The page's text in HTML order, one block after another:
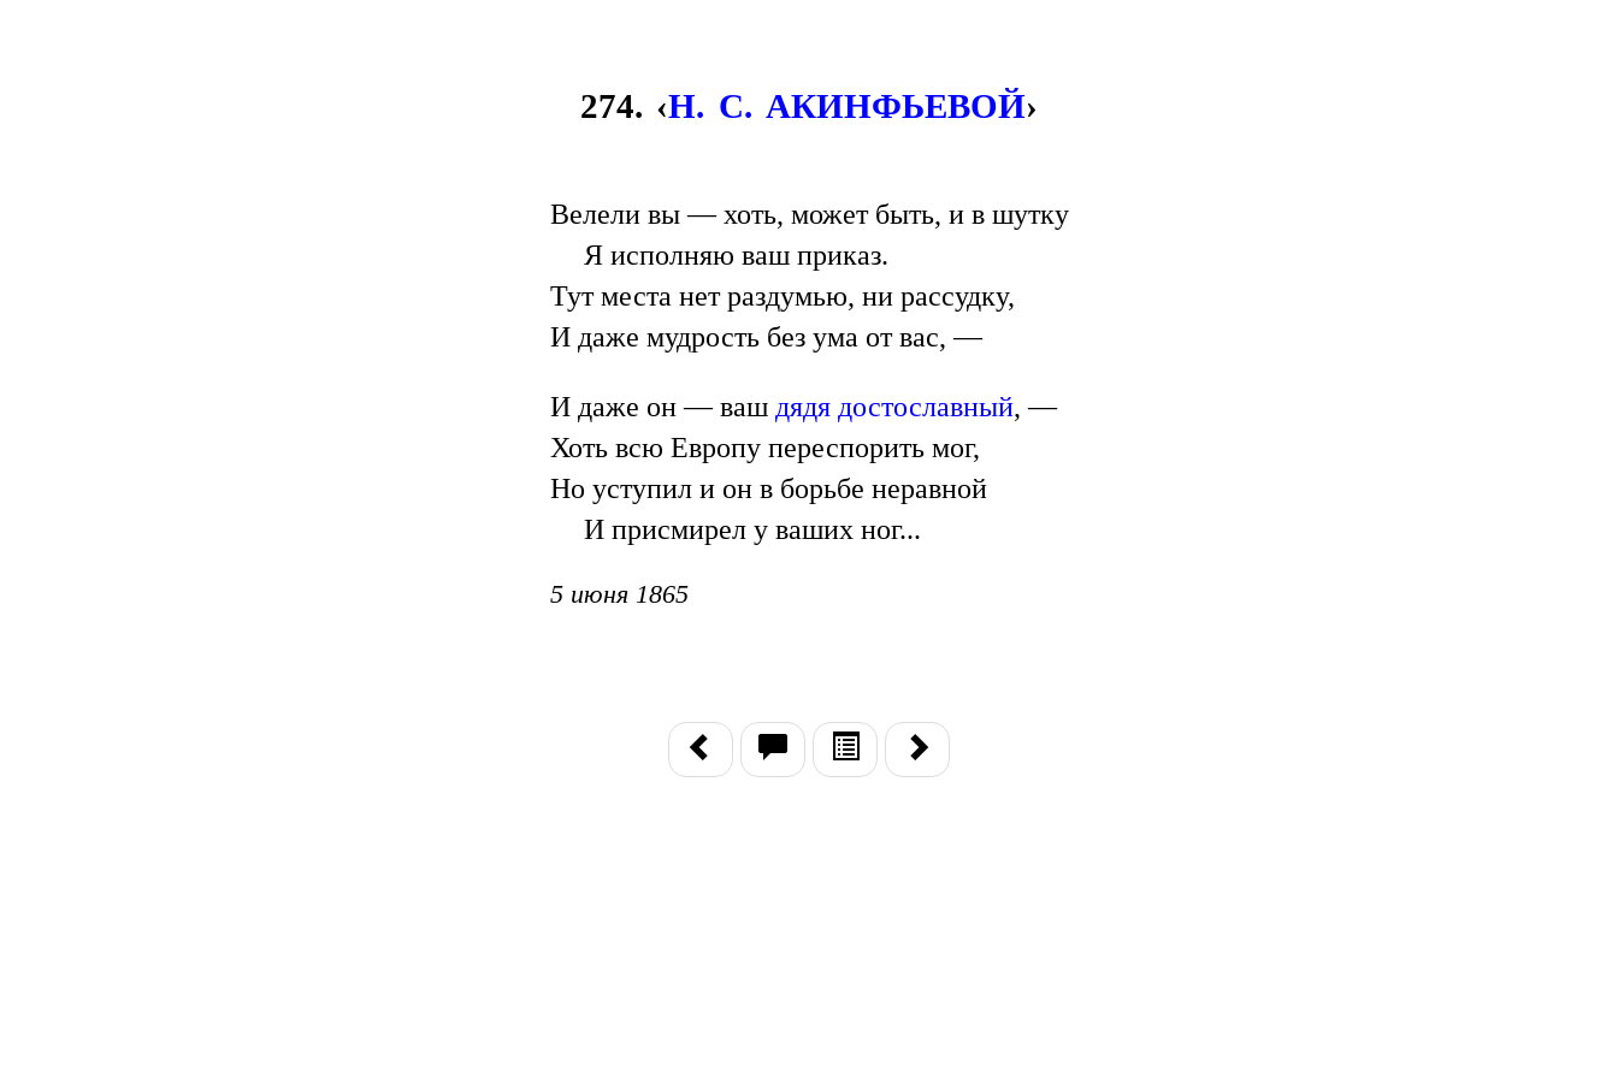
274. ‹Н. С. АКИНФЬЕВОЙ›
Велели вы — хоть, может быть, и в шутку
Я исполняю ваш приказ.
Тут места нет раздумью, ни рассудку,
И даже мудрость без ума от вас, —
И даже он — ваш дядя достославный, —
Хоть всю Европу переспорить мог,
Но уступил и он в борьбе неравной
И присмирел у ваших ног...
5 июня 1865